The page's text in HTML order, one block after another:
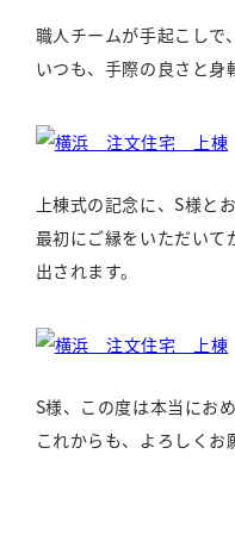
職人チームが手起こしで
いつも、手際の良さと身
上棟式の記念に、S様と
最初にご縁をいただいて
出されます。
S様、この度は本当にお
これからも、よろしくお